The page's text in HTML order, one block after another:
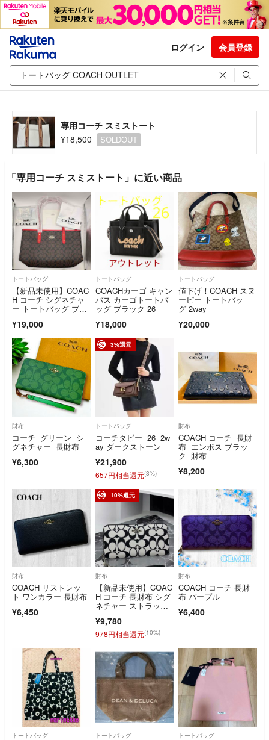
ログイン 会員登録
専用コーチ スミストート
¥18,500
SOLDOUT
「専用コーチ スミストート」に近い商品
トートバッグ
【新品未使用】COAC
H コーチ シグネチャ
ー トートバッグ ブラ
¥19,000
トートバッグ
COACHカーゴ キャン
バス カーゴトートバ
ッグ ブラック 26
¥18,000
トートバッグ
値下げ！COACH スヌ
ーピー トートバッ
グ 2way
¥20,000
財布
コーチ グリーン シ
グネチャー 長財布
¥6,300
3%還元
トートバッグ
コーチタビー 26 2w
ay ダークストーン
¥21,900
657円相当還元(3%)
財布
COACH コーチ 長財
布 エンボス ブラッ
ク 財布
¥8,200
財布
COACH リストレッ
ト ワンカラー 長財布
¥6,450
10%還元
財布
【新品未使用】COAC
H コーチ 長財布 シグ
ネチャー ストラップ
¥9,780
978円相当還元(10%)
財布
COACH コーチ 長財
布 パープル
¥6,400
トートバッグ トートバッグ トートバッグ